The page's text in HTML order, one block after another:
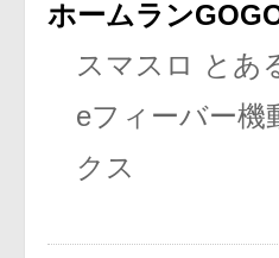
ホームラン
スマスロ とあ
eフィーバー機
クス